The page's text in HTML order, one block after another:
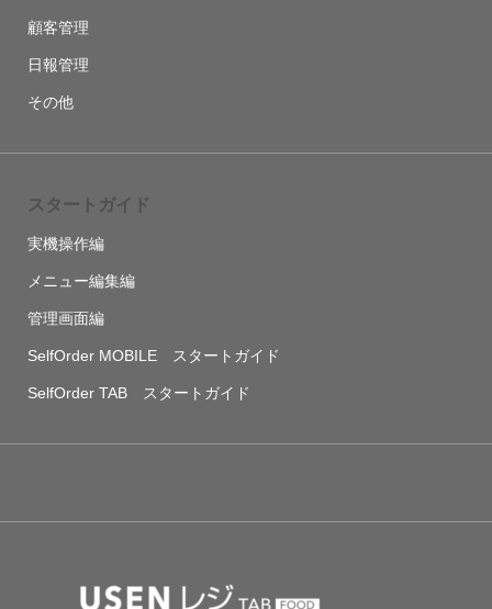
顧客管理
日報管理
その他
スタートガイド
実機操作編
メニュー編集編
管理画面編
SelfOrder MOBILE スタートガイド
SelfOrder TAB スタートガイド